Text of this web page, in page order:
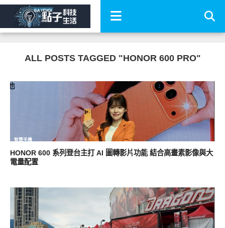
ALL POSTS TAGGED "HONOR 600 PRO"
智慧手機
HONOR 600 系列登台主打 AI 圖轉影片功能 結合高畫素影像與大
電量配置